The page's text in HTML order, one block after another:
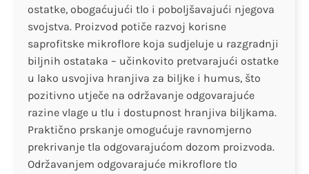
ostatke, obogaćujući tlo i poboljšavajući njegova
svojstva. Proizvod potiče razvoj korisne
saprofitske mikroflore koja sudjeluje u razgradnji
biljnih ostataka – učinkovito pretvarajući ostatke
u lako usvojiva hranjiva za biljke i humus, što
pozitivno utječe na održavanje odgovarajuće
razine vlage u tlu i dostupnost hranjiva biljkama.
Praktično prskanje omogućuje ravnomjerno
prekrivanje tla odgovarajućom dozom proizvoda.
Održavanjem odgovarajuće mikroflore tlo